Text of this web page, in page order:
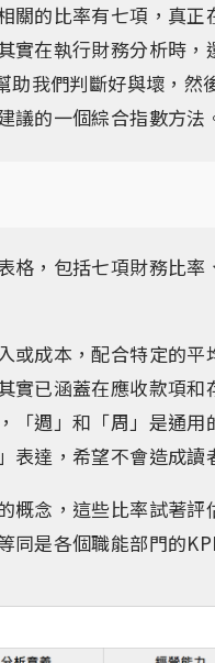
關的比率有七項，真
在執行財務分析時，
我們判斷好與壞，然
議的一個綜合指數方法
，包括七項財務比率
或成本，配合特定的平
已涵蓋在應收款項和
「週」和「周」是通
表達，希望不會造成讀
概念，這些比率試著評
同是各個職能部門的